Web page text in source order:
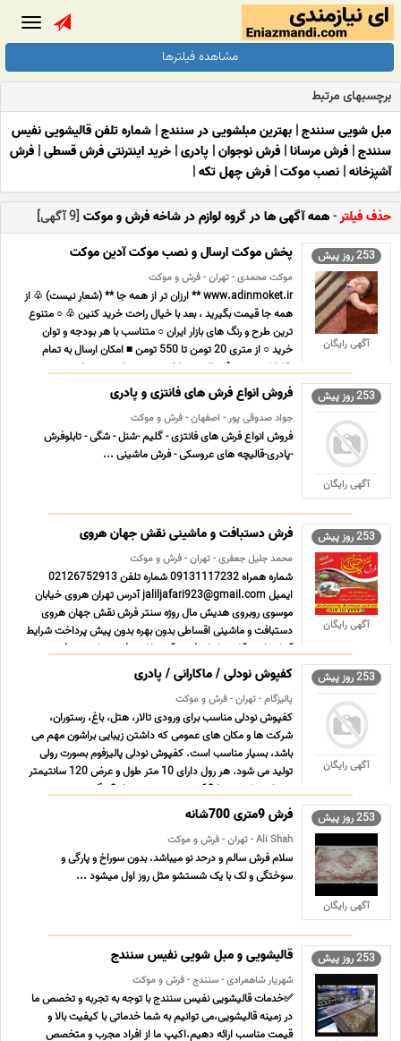
مشاهده فیلترها
برچسبهای مرتبط
مبل شویی سنندج| بهترین مبلشویی در سنندج| شماره تلفن قالیشویی نفیس
سنندج| فرش مرسانا| فرش نوجوان| پادری| خرید اینترنتی فرش قسطی| فرش
آشپزخانه| نصب موکت| فرش چهل تکه|
حذف فیلتر-همه آگهی ها در گروه لوازم در شاخه فرش و موکت [9 آگهی]
253 روز پیش
آگهی رایگان
پخش موکت ارسال و نصب موکت آدین موکت
موکت محمدی - تهران - فرش و موکت
www.adinmoket.ir ** ارزان تر از همه جا ** (شعار نیست) ♧ از
همه جا قیمت بگیرید ، بعد با خیال راحت خرید کنین ♧ ○ متنوع
ترین طرح و رنگ های بازار ایران ○ متناسب با هر بودجه و توان
خرید ○ از متری 20 تومن تا 550 تومن ■ امکان ارسال به تمام
نقاط کشور ■ 《ارسال و پرداخت درب منزل ویژه تهرا ... ...
253 روز پیش
آگهی رایگان
فروش انواع فرش های فانتزی و پادری
جواد صدوقی پور - اصفهان - فرش و موکت
فروش انواع فرش های فانتزی - گلیم -شنل - شگی - تابلوفرش
-پادری-قالیچه های عروسکی - فرش ماشینی ...
253 روز پیش
آگهی رایگان
فرش دستبافت و ماشینی نقش جهان هروی
محمد جلیل جعفری - تهران - فرش و موکت
شماره همراه 09131117232 شماره تلفن 02126752913
ایمیل jaliljafari923@gmail.com آدرس تهران هروی خیابان
موسوی روبروی هدیش مال روژه سنتر فرش نقش جهان هروی
دستبافت و ماشینی اقساطی بدون بهره بدون پیش پرداخت شرایط
آسان خرید آنلاین انواع فرش آشپرخانه ، فرش ماشینی، فرش
فانتزی،فرش دستبافت ... ...
253 روز پیش
آگهی رایگان
کفپوش نودلی / ماکارانی / پادری
پالیزگام - تهران - فرش و موکت
کفپوش نودلی مناسب برای ورودی تالار، هتل، باغ، رستوران،
شرکت ها و مکان های عمومی که داشتن زیبایی براشون مهم می
باشد، بسیار مناسب است. کفپوش نودلی پالیزفوم بصورت رولی
تولید می شود. هر رول دارای 10 متر طول و عرض 120 سانتیمتر
می باشد، که جمعا 12 متر مربع در بیش از 8 رنگ بندی متنوع می
... ...
253 روز پیش
آگهی رایگان
فرش 9متری 700شانه
Ali Shah - تهران - فرش و موکت
سلام فرش سالم و درحد نو میباشد. بدون سوراخ و پارگی و
سوختگی و لک با یک شستشو مثل روز اول میشود ...
253 روز پیش قالیشویی و مبل شویی نفیس سنندج
شهریار شاهمرادی - سنندج - فرش و موکت
✅خدمات قالیشویی نفیس سنندج با توجه به تجربه و تخصص ما
در زمینه قالیشویی،می توانیم به شما خدماتی با کیفیت بالا و
قیمت مناسب ارائه دهیم.اکیپ ما از افراد مجرب و متخصص